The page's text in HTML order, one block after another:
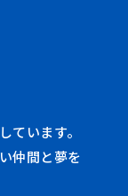
ています。
仲間と夢を